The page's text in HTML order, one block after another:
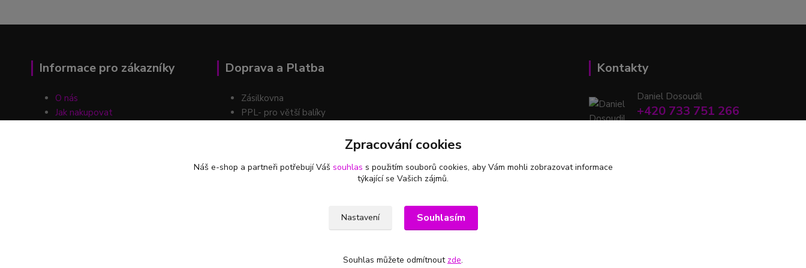
Informace pro zákazníky
O nás
Jak nakupovat
Doprava a Platba
Zásilkovna
PPL- pro větší balíky
Možnost platby na účet i na dobírku
Kontakty
Daniel Dosoudil
+420 733 751 266
Zpracování cookies
Náš e-shop a partneři potřebují Váš souhlas s použitím souborů cookies, aby Vám mohli zobrazovat informace
týkající se Vašich zájmů.
Nastavení Souhlasím
Souhlas můžete odmítnout zde.